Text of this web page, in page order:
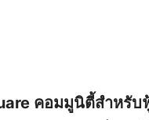
คอมมูนิตี้สำหรับ